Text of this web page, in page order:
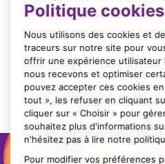
Format : PNG (3 Mo)